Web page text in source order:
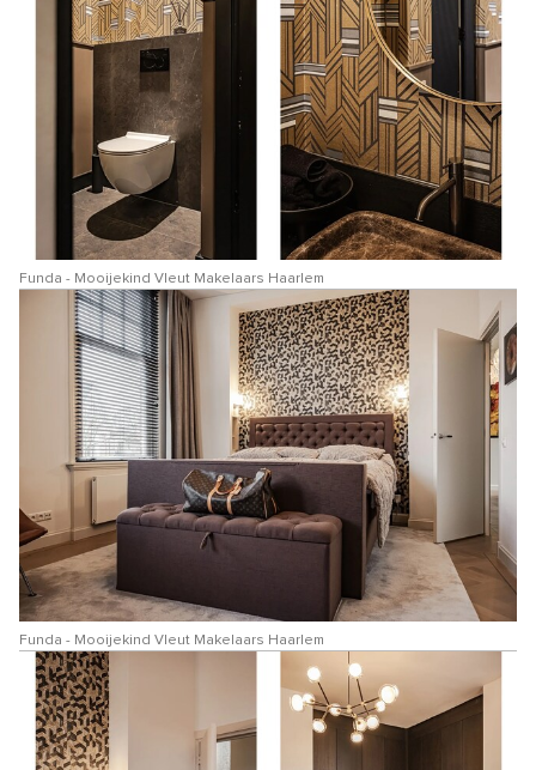
Funda - Mooijekind Vleut Makelaars Haarlem
Funda - Mooijekind Vleut Makelaars Haarlem